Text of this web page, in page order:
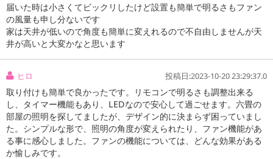
届いた時は小さくてビックリしたけど設置も簡単で明るさもファン
の風量も申し分ないです
家は天井が低いので角度も簡単に変えれるので不自由しませんが天
井が高いと大変かなと思います
ヒロ 投稿日:2023-10-20 23:29:37.0
取り付けも簡単で良かったです。リモコンで明るさも調整出来る
し、タイマー機能もあり、LEDなので安心して過ごせます。六畳の
部屋の照明を探してましたが、デザイン的に決まらず困っていまし
た。シンプルな形で、照明の角度が変えられたり、ファン機能があ
る事に感心しました。ファンの機能については、どんな効果がある
か愉しみです。